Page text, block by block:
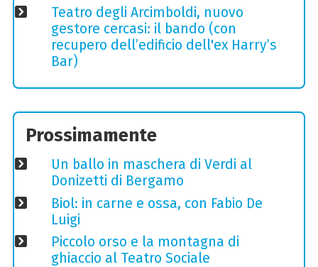
Teatro degli Arcimboldi, nuovo
gestore cercasi: il bando (con
recupero dell’edificio dell'ex Harry’s
Bar)
Prossimamente
Un ballo in maschera di Verdi al
Donizetti di Bergamo
Biol: in carne e ossa, con Fabio De
Luigi
Piccolo orso e la montagna di
ghiaccio al Teatro Sociale